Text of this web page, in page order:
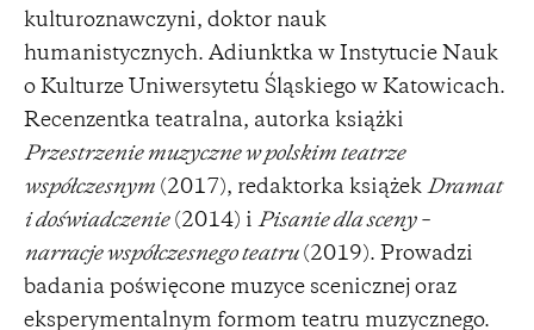
kulturoznawczyni, doktor nauk
humanistycznych. Adiunktka w Instytucie Nauk
o Kulturze Uniwersytetu Śląskiego w Katowicach.
Recenzentka teatralna, autorka książki
Przestrzenie muzyczne w polskim teatrze
współczesnym (2017), redaktorka książek Dramat
i doświadczenie(2014) i Pisanie dla sceny –
narracje współczesnego teatru(2019). Prowadzi
badania poświęcone muzyce scenicznej oraz
eksperymentalnym formom teatru muzycznego.